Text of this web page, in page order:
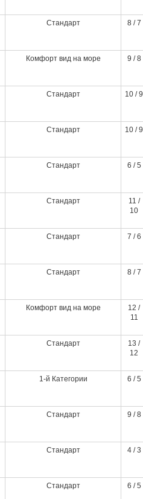
Стандарт 8 / 7
Комфорт вид на море 9 / 8
Стандарт 10 / 9
Стандарт 10 / 9
Стандарт 6 / 5
Стандарт
11 /
10
Стандарт 7 / 6
Стандарт 8 / 7
Комфорт вид на море
12 /
11
Стандарт
13 /
12
1-й Категории 6 / 5
Стандарт 9 / 8
Стандарт 4 / 3
Стандарт 6 / 5